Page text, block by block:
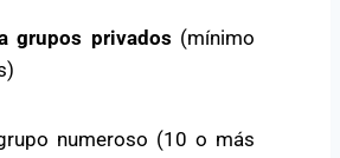
grupos privados (mínimo
numeroso (10 o más